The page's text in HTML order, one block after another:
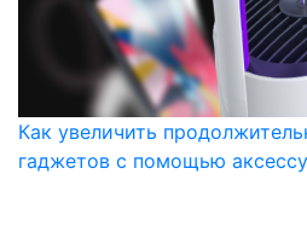
Как увеличить
гаджетов с помощью